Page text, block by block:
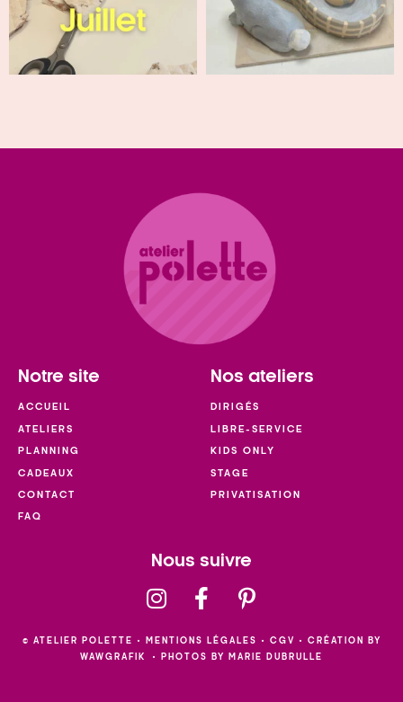
Notre site
ACCUEIL
ATELIERS
PLANNING
CADEAUX
CONTACT
FAQ
Nos ateliers
DIRIGÉS
LIBRE-SERVICE
KIDS ONLY
STAGE
PRIVATISATION
Nous suivre
© ATELIER POLETTE • MENTIONS LÉGALES • CGV
• CRÉATION BY
WAWGRAFIK
• PHOTOS BY MARIE DUBRULLE